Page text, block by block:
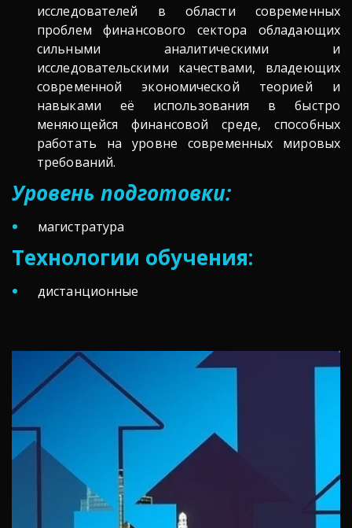
исследователей в области современных
проблем финансового сектора обладающих
сильными аналитическими и
исследовательскими качествами, владеющих
современной экономической теорией и
навыками её использования в быстро
меняющейся финансовой среде, способных
работать на уровне современных мировых
требований.
Уровень подготовки:
магистратура
Технологии обучения:
дистанционные